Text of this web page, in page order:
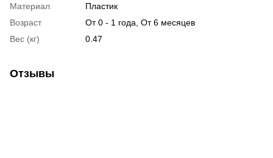
Материал
Пластик
Возраст
От 0 - 1 года, От 6 месяцев
Вес (кг)
0.47
Отзывы